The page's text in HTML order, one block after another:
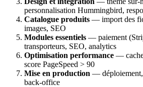
personnalisation Hummingbird,
Catalogue produits — import des
images, SEO
Modules essentiels — paiement
transporteurs, SEO, analytics
Optimisation performance —
score PageSpeed > 90
Mise en production —
back-office